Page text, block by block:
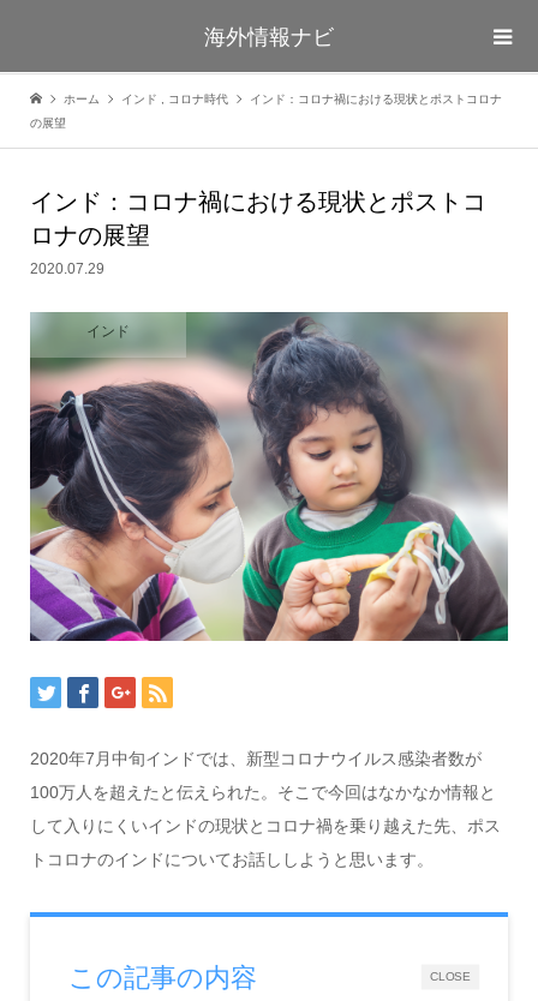
海外情報ナビ
ホーム インド コロナ時代
インド：コロナ禍における現状とポストコロナ
の展望
インド：コロナ禍における現状とポストコ
ロナの展望
2020.07.29
インド
2020年7月中旬インドでは、新型コロナウイルス感染者数が
100万人を超えたと伝えられた。そこで今回はなかなか情報と
して入りにくいインドの現状とコロナ禍を乗り越えた先、ポス
トコロナのインドについてお話ししようと思います。
CLOSE
この記事の内容